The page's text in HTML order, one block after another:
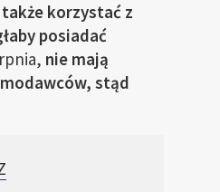
korzystać z
posiadać
nie mają
stąd